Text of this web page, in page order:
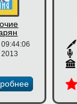
09:44:06
2013